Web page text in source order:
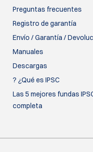
Preguntas frecuentes
Registro de garantía
Envío / Garantía /
Manuales
Descargas
? ¿Qué es IPSC
Las 5 mejores fundas
completa